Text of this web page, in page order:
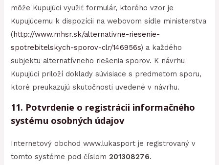
môže Kupujúci využiť formulár, ktorého vzor je
Kupujúcemu k dispozícii na webovom sídle ministerstva
(http://www.mhsr.sk/alternativne-riesenie-
spotrebitelskych-sporov-clr/146956s) a každého
subjektu alternatívneho riešenia sporov. K návrhu
Kupujúci priloží doklady súvisiace s predmetom sporu,
ktoré preukazujú skutočnosti uvedené v návrhu.
11. Potvrdenie o registrácii informačného
systému osobných údajov
Internetový obchod www.lukasport je registrovaný v
tomto systéme pod číslom201308276.